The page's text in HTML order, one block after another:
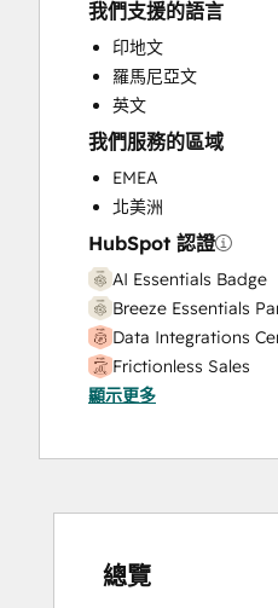
Marketing Hub
Programmable
Sales and Marketing
Sales Coaching and
Sales Enablement
Sales Hub
Sales Hub
Service Hub
Service Hub
我們支援的語言
印地文
羅馬尼亞文
英文
我們服務的區域
EMEA
北美洲
HubSpot 認證
AI Essentials Badge
Breeze Essentials
Data Integrations
Frictionless Sales
HubSpot
Certification
Inbound
Platform Consulting
顯示更多
總覽